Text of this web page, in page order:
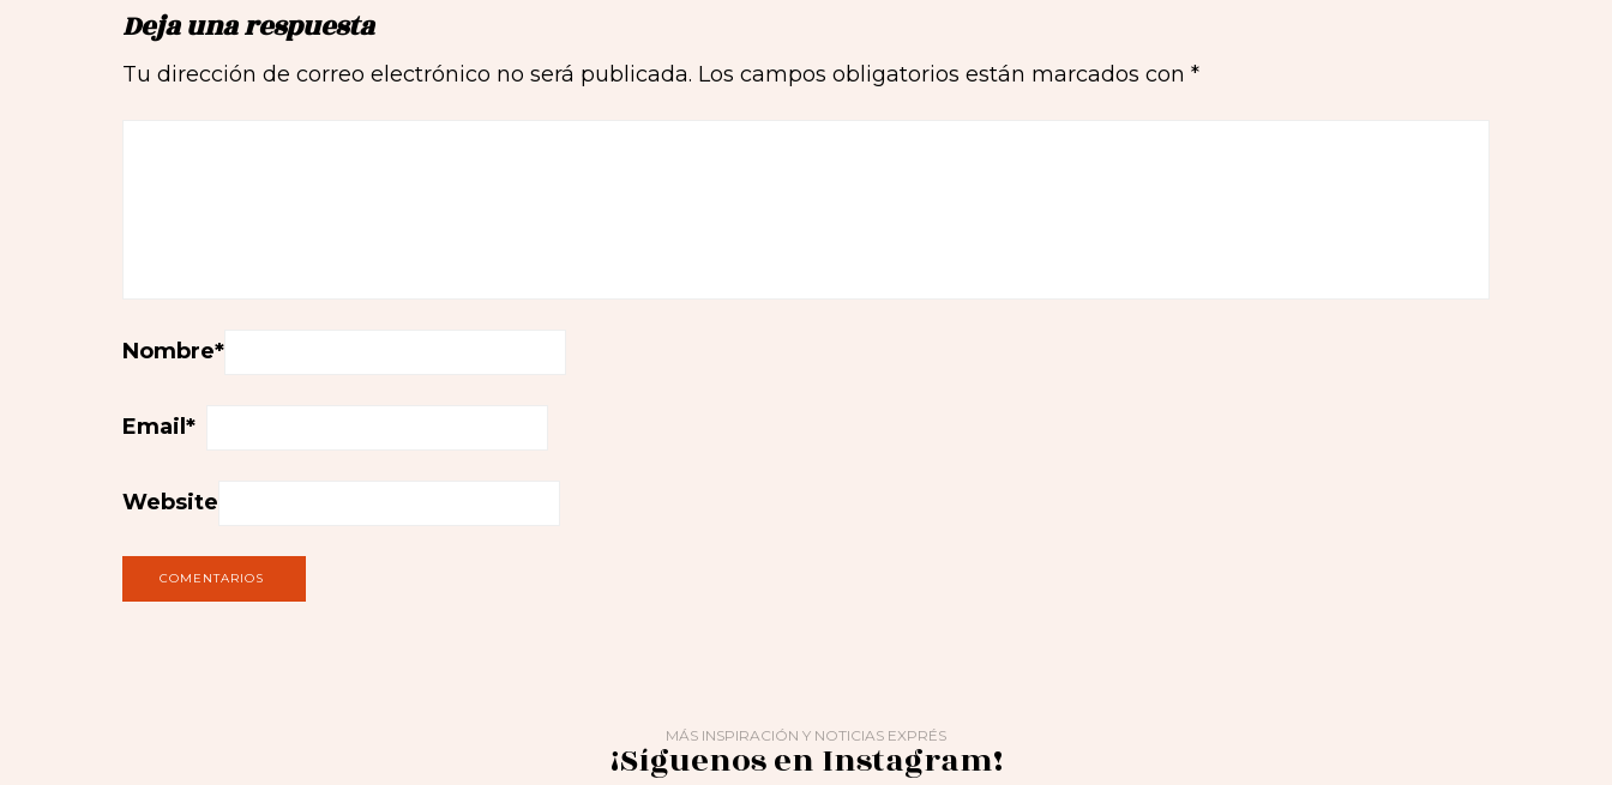
Deja una respuesta
Tu dirección de correo electrónico no será publicada. Los campos obligatorios están marcados con *
Nombre*
Email *
Website
MÁS INSPIRACIÓN Y NOTICIAS EXPRÉS
¡Síguenos en Instagram!